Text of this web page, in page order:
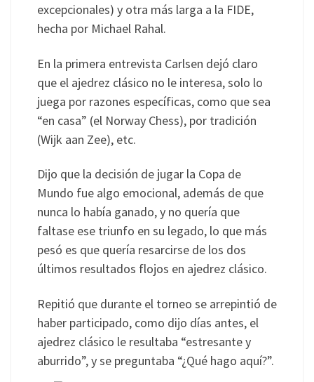
excepcionales) y otra más larga a la FIDE,
hecha por Michael Rahal.
En la primera entrevista Carlsen dejó claro
que el ajedrez clásico no le interesa, solo lo
juega por razones específicas, como que sea
“en casa” (el Norway Chess), por tradición
(Wijk aan Zee), etc.
Dijo que la decisión de jugar la Copa de
Mundo fue algo emocional, además de que
nunca lo había ganado, y no quería que
faltase ese triunfo en su legado, lo que más
pesó es que quería resarcirse de los dos
últimos resultados flojos en ajedrez clásico.
Repitió que durante el torneo se arrepintió de
haber participado, como dijo días antes, el
ajedrez clásico le resultaba “estresante y
aburrido”, y se preguntaba “¿Qué hago aquí?”.